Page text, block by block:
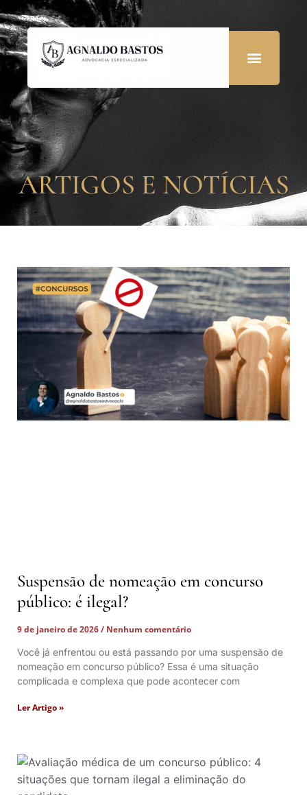
ARTIGOS E NOTÍCIAS
Suspensão de nomeação em concurso
público: é ilegal?
9 de janeiro de 2026
Nenhum comentário
Você já enfrentou ou está passando por uma suspensão de
nomeação em concurso público? Essa é uma situação
complicada e complexa que pode acontecer com
Ler Artigo »